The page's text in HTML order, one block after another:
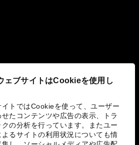
ェブサイトはCookieを使用し
イトではCookieを使って、ユーザー
せたコンテンツや広告の表示、トラ
クの分析を行っています。またユー
よるサイトの利用状況についても情
り組み